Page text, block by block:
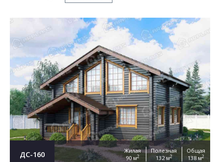
ДС-160
Жилая
90 м2
Полезная
132 м2
Общая
138 м2